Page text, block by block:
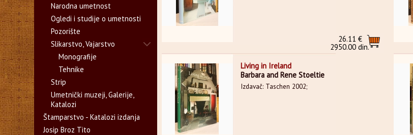
26.11 €
2950.00 din.
Living in Ireland
Barbara and Rene Stoeltie
Izdavač: Taschen 2002;
Narodna umetnost
Ogledi i studije o umetnosti
Pozorište
Slikarstvo, Vajarstvo
Monografije
Tehnike
Strip
Umetnički muzeji, Galerije,
Katalozi
Štamparstvo - Katalozi izdanja
Josip Broz Tito